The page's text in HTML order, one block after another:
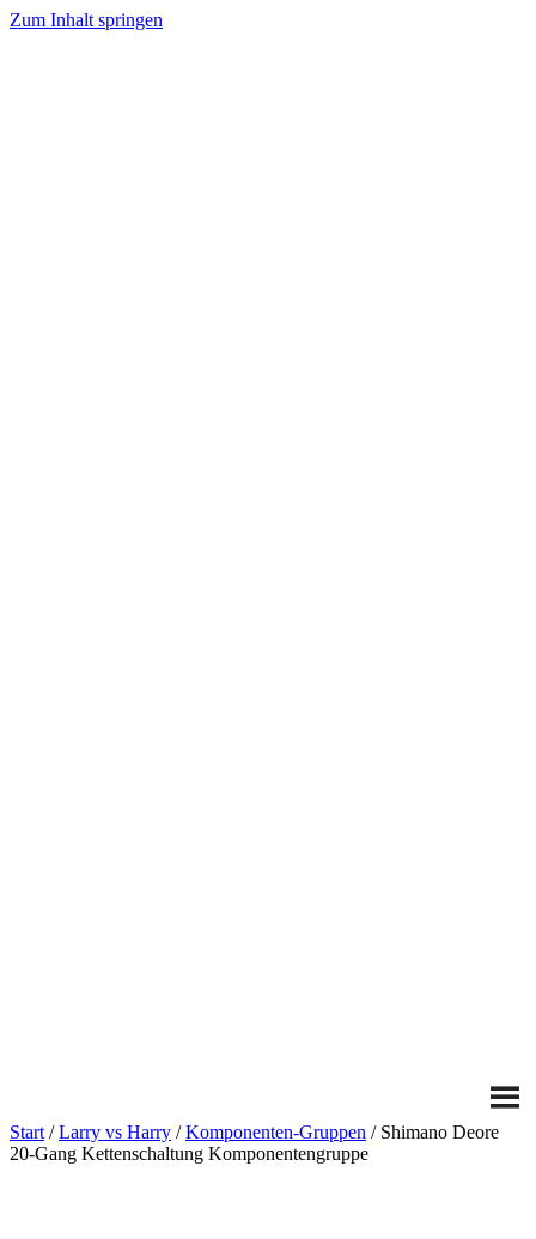
Zum Inhalt springen
Start /Larry vs Harry /Komponenten-Gruppen / Shimano Deore
20-Gang Kettenschaltung Komponentengruppe